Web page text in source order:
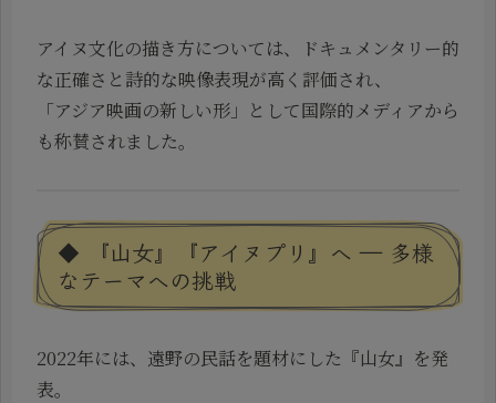
アイヌ文化の描き方については、ドキュメンタリー的
な正確さと詩的な映像表現が高く評価され、
「アジア映画の新しい形」として国際的メディアから
も称賛されました。
◆ 『山女』『アイヌプリ』へ ― 多様
なテーマへの挑戦
2022年には、遠野の民話を題材にした『山女』を発
表。